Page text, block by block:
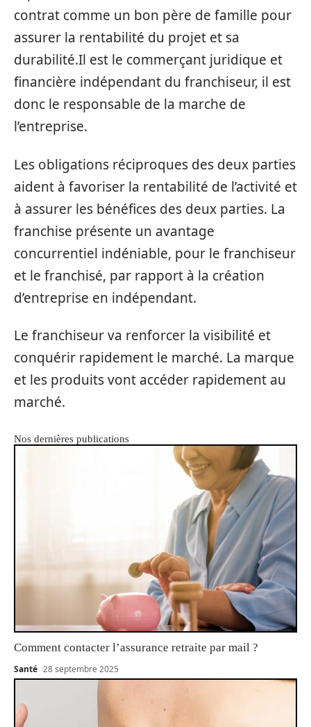
contrat comme un bon père de famille pour
assurer la rentabilité du projet et sa
durabilité.Il est le commerçant juridique et
financière indépendant du franchiseur, il est
donc le responsable de la marche de
l’entreprise.
Les obligations réciproques des deux parties
aident à favoriser la rentabilité de l’activité et
à assurer les bénéfices des deux parties. La
franchise présente un avantage
concurrentiel indéniable, pour le franchiseur
et le franchisé, par rapport à la création
d’entreprise en indépendant.
Le franchiseur va renforcer la visibilité et
conquérir rapidement le marché. La marque
et les produits vont accéder rapidement au
marché.
Nos dernières publications
Comment contacter l’assurance retraite par mail ?
Santé 28 septembre 2025